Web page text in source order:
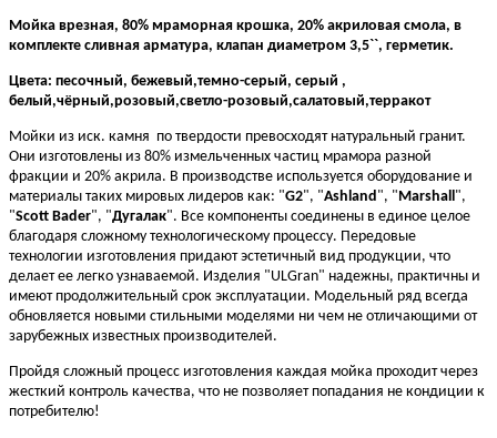
Мойка врезная, 80% мраморная крошка, 20% акриловая смола, в
комплекте сливная арматура, клапан диаметром 3,5``, герметик.
Цвета: песочный, бежевый,темно-серый, серый ,
белый,чёрный,розовый,светло-розовый,салатовый,терракот
Мойки из иск. камня по твердости превосходят натуральный гранит.
Они изготовлены из 80% измельченных частиц мрамора разной
фракции и 20% акрила. В производстве используется оборудование и
материалы таких мировых лидеров как: "G2", "Ashland", "Marshall",
"Scott Bader", "Дугалак". Все компоненты соединены в единое целое
благодаря сложному технологическому процессу. Передовые
технологии изготовления придают эстетичный вид продукции, что
делает ее легко узнаваемой. Изделия "ULGran" надежны, практичны и
имеют продолжительный срок эксплуатации. Модельный ряд всегда
обновляется новыми стильными моделями ни чем не отличающими от
зарубежных известных производителей.
Пройдя сложный процесс изготовления каждая мойка проходит через
жесткий контроль качества, что не позволяет попадания не кондиции к
потребителю!